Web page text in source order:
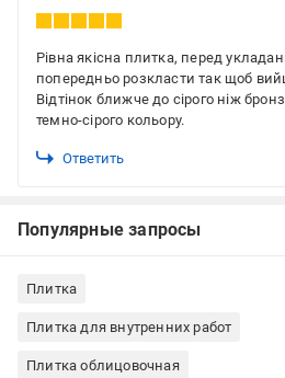
Рівна якісна плитка, перед
попередньо розкласти так щоб
Відтінок ближче до сірого ніж
темно-сірого кольору.
Ответить
Популярные запросы
Плитка
Плитка для внутренних работ
Плитка облицовочная